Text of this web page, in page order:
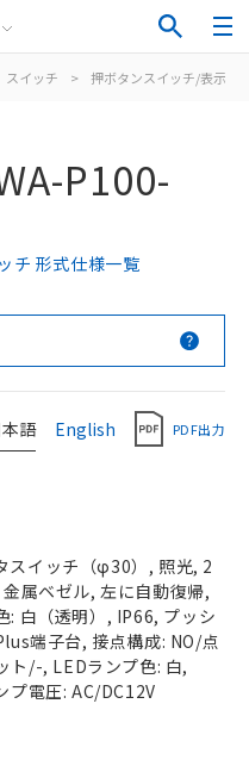
スイッチ > 押ボタンスイッチ/表示灯
P100-
チ 形式仕様一覧
本語 English PDF出力
スイッチ（φ30）, 照光, 2
金属ベゼル, 左に自動復帰,
: 白（透明）, IP66, プッシ
端子台, 接点構成: NO/点
ト/-, LEDランプ色: 白,
プ電圧: AC/DC12V